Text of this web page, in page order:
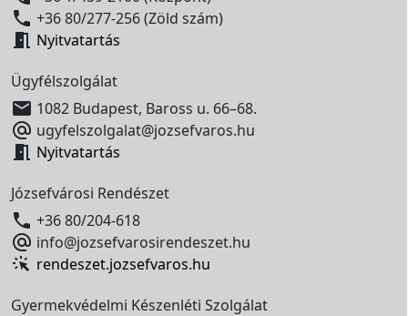
 +36 80/277-256 (Zöld szám)
 Nyitvatartás
Ügyfélszolgálat
 1082 Budapest, Baross u. 66–68.
 ugyfelszolgalat@jozsefvaros.hu
 Nyitvatartás
Józsefvárosi Rendészet
 +36 80/204-618
 info@jozsefvarosirendeszet.hu
rendeszet.jozsefvaros.hu
Gyermekvédelmi Készenléti Szolgálat